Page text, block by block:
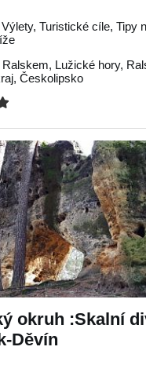
Turistické cíle, Tipy
Ralskem, Lužické hory,
, Českolipsko
okruh :Skalní
Děvín